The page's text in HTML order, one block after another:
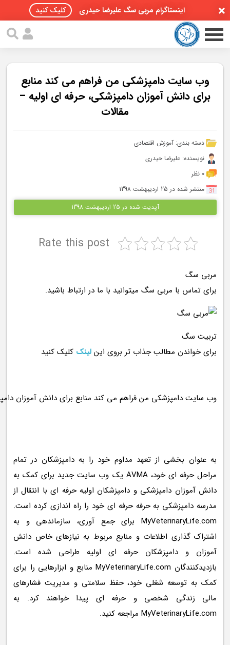
اینستاگرام مربی سگ علیرضا حیدری کلیک کنید
پادکست سگ ها
سمینار تهران 96
گواهینامه ها
وب سایت دامپزشکی من فراهم می کند منابع
برای دانش آموزان دامپزشکی، حرفه ای اولیه –
مقالات
دسته بندی:آموزش اقتصادی
نویسنده: علیرضا حیدری
0 نظر
منتشر شده در 25 اردیبهشت 1398
آپدیت شده در 25 اردیبهشت 1398
Rate this post
مربی سگ
برای تماس با مربی سگ میتوانید با ما در ارتباط باشید.
تربیت سگ
برای خواندن مطالب جذاب تر بروی اینلینک کلیک کنید
به عنوان بخشی از تعهد مداوم خود را به دامپزشکان در تمام
مراحل حرفه ای خود، AVMA یک وب سایت جدید برای کمک به
دانش آموزان دامپزشکی و دامپزشکان اولیه حرفه ای با انتقال از
مدرسه دامپزشکی به حرفه حرفه ای خود را راه اندازی کرده است.
MyVeterinaryLife.com برای جمع آوری، سازماندهی و به
اشتراک گذاری اطلاعات و منابع مربوط به نیازهای خاص دانش
آموزان و دامپزشکان حرفه ای اولیه طراحی شده است.
بازدیدکنندگان MyVeterinaryLife.com منابع و ابزارهایی را برای
کمک به توسعه شغلی خود، حفظ سلامتی و مدیریت فشارهای
مالی زندگی شخصی و حرفه ای پیدا خواهند کرد. به
MyVeterinaryLife.com مراجعه کنید.